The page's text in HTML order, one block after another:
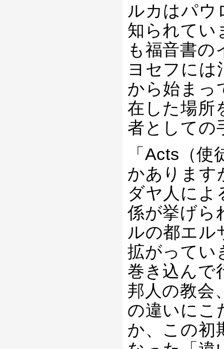
ルカはパウ
知られてい
も福音書の
ヨセフには
から始まっ
在した場所
者としての
「Acts（
かあります
ダヤ人によ
係が挙げら
ルの都エル
拡がってい
巻き込んで
邦人の教会
の違いにこ
か、この初